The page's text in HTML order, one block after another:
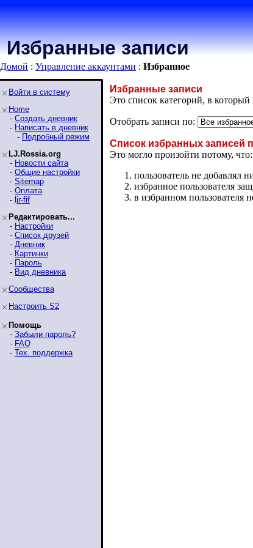
Избранные записи
Домой : Управление аккаунтами : Избранное
Войти в систему
Home
- Создать дневник
- Написать в дневник
- Подробный режим
LJ.Rossia.org
- Новости сайта
- Общие настройки
- Sitemap
- Оплата
- ljr-fif
Редактировать...
- Настройки
- Список друзей
- Дневник
- Картинки
- Пароль
- Вид дневника
Сообщества
Настроить S2
Помощь
- Забыли пароль?
- FAQ
- Тех. поддержка
Избранные записи
Это список категорий, в который
Отобрать записи по:
Список избранных записей
Это могло произойти потому, что:
пользователь не добавлял
избранное пользователя
в избранном пользователя